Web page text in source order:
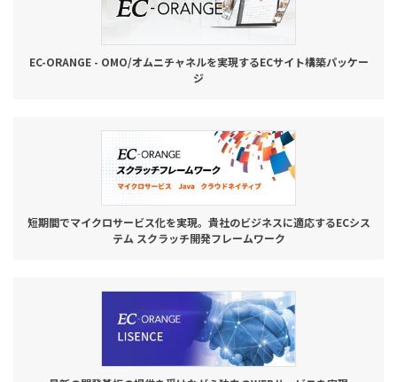
EC-ORANGE - OMO/オムニチャネルを実現するECサイト構築パッケー
ジ
短期間でマイクロサービス化を実現。貴社のビジネスに適応するECシス
テム スクラッチ開発フレームワーク